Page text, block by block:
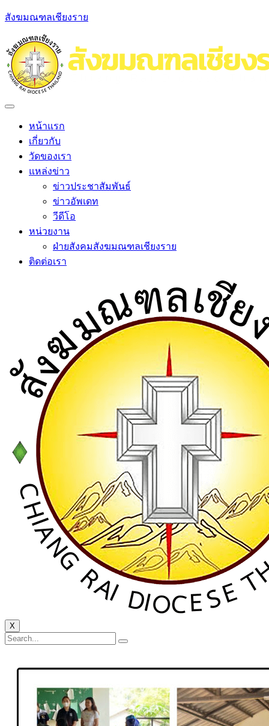
สังฆมณฑลเชียงราย
หน้าแรก
เกี่ยวกับ
วัดของเรา
แหล่งข่าว
ข่าวประชาสัมพันธ์
ข่าวอัพเดท
วีดีโอ
หน่วยงาน
ฝ่ายสังคมสังฆมณฑลเชียงราย
ติดต่อเรา
X
กิจกรรมรักษ์โลก รักษ์สิ่งแวดล้อม